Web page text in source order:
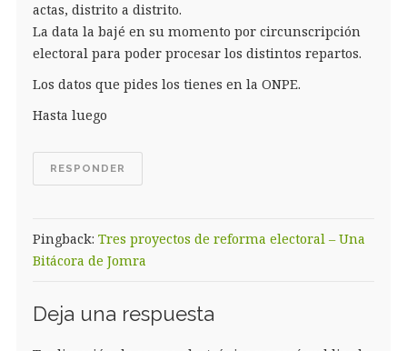
actas, distrito a distrito.
La data la bajé en su momento por circunscripción
electoral para poder procesar los distintos repartos.
Los datos que pides los tienes en la ONPE.
Hasta luego
RESPONDER
Pingback: Tres proyectos de reforma electoral – Una
Bitácora de Jomra
Deja una respuesta